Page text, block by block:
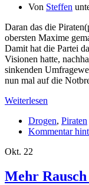
Von Steffen
Daran das die
obersten Maxime
Damit hat die Partei
Visionen hatte,
sinkenden
nun mal auf die
Weiterlesen
Drogen, Piraten
Kommentar
Okt. 22
Mehr